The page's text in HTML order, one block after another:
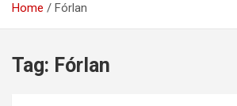
Home Fórlan
Tag: Fórlan